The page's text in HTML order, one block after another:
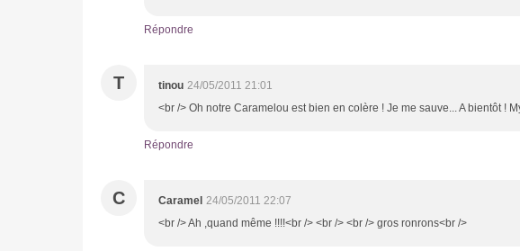
Répondre
T tinou 24/05/2011 21:01
<br /> Oh notre Caramelou est bien en colère ! Je me sauve... A bientôt !
Répondre
C Caramel 24/05/2011 22:07
<br /> Ah ,quand même !!!!<br /> <br /> <br /> gros ronrons<br />